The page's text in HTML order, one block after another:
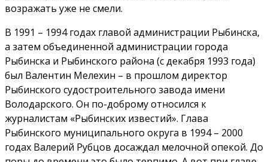
возражать уже не смели.
В 1991 – 1994 годах главой администрации Рыбинска,
а затем объединенной администрации города
Рыбинска и Рыбинского района (с декабря 1993 года)
был Валентин Мелехин – в прошлом директор
Рыбинского судостроительного завода имени
Володарского. Он по-доброму относился к
журналистам «Рыбинских известий». Глава
Рыбинского муниципального округа в 1994 – 2000
годах Валерий Рубцов досаждал мелочной опекой. До